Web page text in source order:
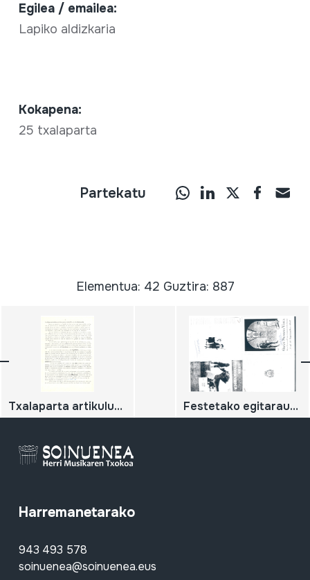
Egilea / emailea:
Lapiko aldizkaria
Kokapena:
25 txalaparta
Partekatu
Elementua: 42 Guztira: 887
Txalaparta artikuluak Festetako egitarauak
Harremanetarako
943 493 578
soinuenea@soinuenea.eus